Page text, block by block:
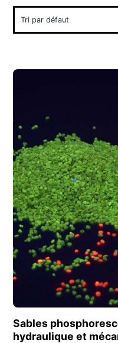
Sables
hydraulique et